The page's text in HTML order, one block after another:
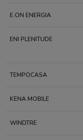
E.ON ENERGIA
ENI PLENITUDE
TEMPOCASA
KENA MOBILE
WINDTRE